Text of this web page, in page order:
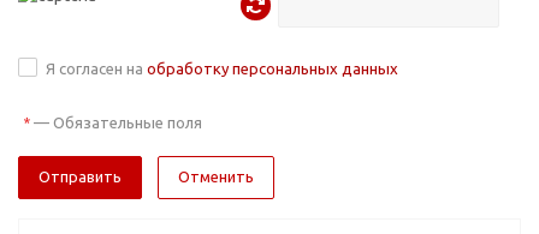
Я согласен на обработку персональных данных
* — Обязательные поля
Отменить